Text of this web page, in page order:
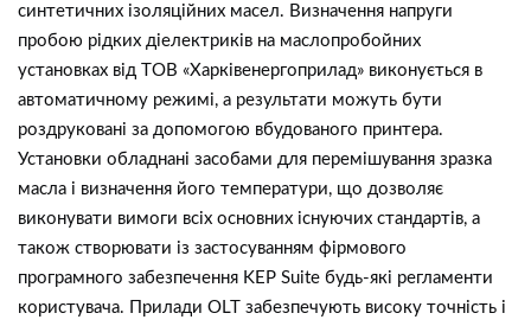
синтетичних ізоляційних масел. Визначення напруги
пробою рідких діелектриків на маслопробойних
установках від ТОВ «Харківенергоприлад» виконується в
автоматичному режимі, а результати можуть бути
роздруковані за допомогою вбудованого принтера.
Установки обладнані засобами для перемішування зразка
масла і визначення його температури, що дозволяє
виконувати вимоги всіх основних існуючих стандартів, а
також створювати із застосуванням фірмового
програмного забезпечення KEP Suite будь-які регламенти
користувача. Прилади OLT забезпечують високу точність і